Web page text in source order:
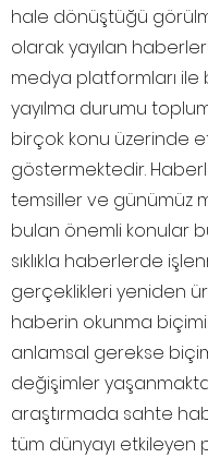
hale dönüştüğü
olarak yayılan
medya platformları ile
yayılma durumu
birçok konu üzerinde
göstermektedir.
temsiller ve günümüz
bulan önemli konular
sıklıkla haberlerde
gerçeklikleri yeniden
haberin okunma
anlamsal gerekse
değişimler
araştırmada sahte
tüm dünyayı